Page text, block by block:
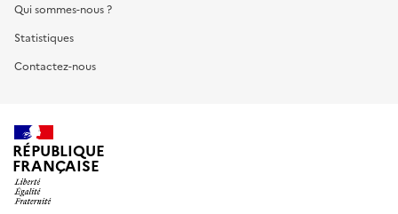
Qui sommes-nous ?
Statistiques
Contactez-nous
RÉPUBLIQUE
FRANÇAISE